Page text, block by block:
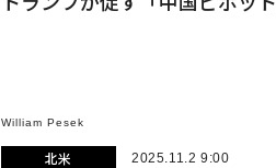
William Pesek
北米 2025.11.2 9:00